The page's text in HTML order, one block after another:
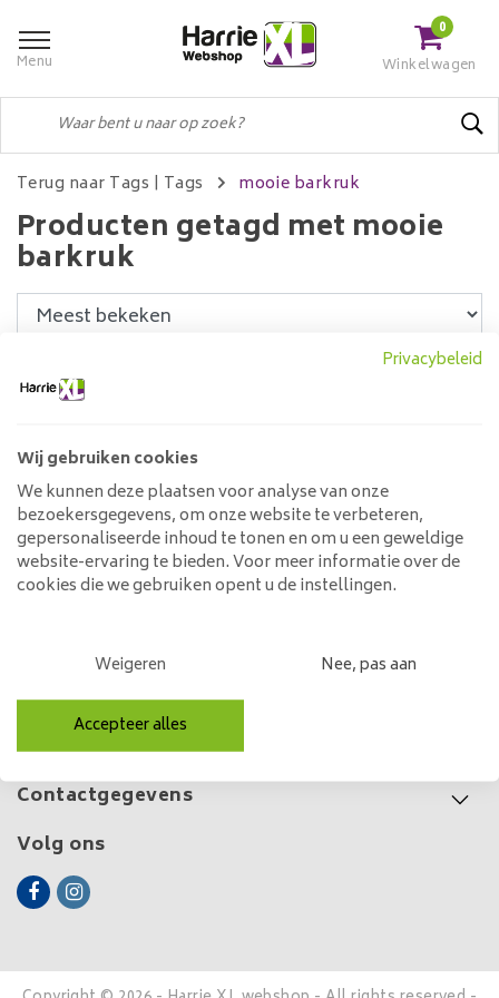
Menu
0
Winkelwagen
Terug naar Tags | Tags mooie barkruk
Producten getagd met mooie
barkruk
Barkruk Lively Cognac Bull
leer | Zithoogte 65 cm of 80
cm
149,00
Klantenservice
Mijn account
Categorieën
Contactgegevens
Volg ons
Privacybeleid
Wij gebruiken cookies
We kunnen deze plaatsen voor analyse van onze
bezoekersgegevens, om onze website te verbeteren,
gepersonaliseerde inhoud te tonen en om u een geweldige
website-ervaring te bieden. Voor meer informatie over de
cookies die we gebruiken opent u de instellingen.
Weigeren Nee, pas aan
Accepteer alles